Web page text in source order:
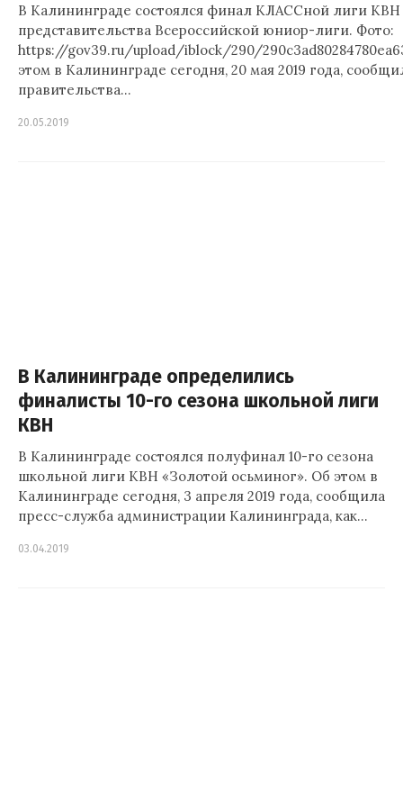
В Калининграде состоялся финал КЛАССной лиги
представительства Всероссийской юниор-лиги. Фото:
https://gov39.ru/upload/iblock/290/
этом в Калининграде сегодня, 20 мая 2019 года,
правительства…
20.05.2019
В Калининграде определились
финалисты 10-го сезона школьной лиги
КВН
В Калининграде состоялся полуфинал 10-го сезона
школьной лиги КВН «Золотой осьминог». Об этом в
Калининграде сегодня, 3 апреля 2019 года, сообщила
пресс-служба администрации Калининграда, как…
03.04.2019